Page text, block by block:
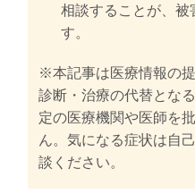
相談することが、
す。
※本記事は医療情報の
診断・治療の代替とな
定の医療機関や医師を
ん。気になる症状は自
談ください。